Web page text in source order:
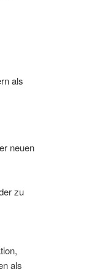
als
neuen
zu
als